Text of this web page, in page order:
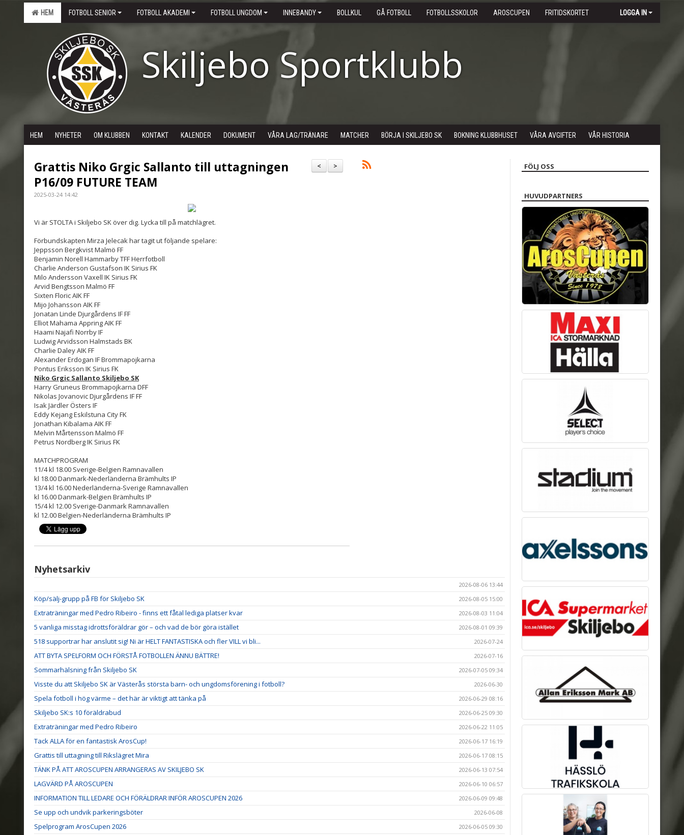
HEM FOTBOLL SENIOR FOTBOLL AKADEMI FOTBOLL UNGDOM INNEBANDY BOLLKUL GÅ FOTBOLL FOTBOLLSSKOLOR AROSCUPEN FRITIDSKORTET LOGGA IN
Skiljebo Sportklubb
HEM NYHETER OM KLUBBEN KONTAKT KALENDER DOKUMENT VÅRA LAG/TRÄNARE MATCHER BÖRJA I SKILJEBO SK BOKNING KLUBBHUSET VÅRA AVGIFTER VÅR HISTORIA
>
<
Grattis Niko Grgic Sallanto till uttagningen
P16/09 FUTURE TEAM
2025-03-24 14:42
Vi är STOLTA i Skiljebo SK över dig. Lycka till på matchlägret.
Förbundskapten Mirza Jelecak har tagit ut följande spelare:
Jeppsson Bergkvist Malmö FF
Benjamin Norell Hammarby TFF Herrfotboll
Charlie Anderson Gustafson IK Sirius FK
Milo Andersson Vaxell IK Sirius FK
Arvid Bengtsson Malmö FF
Sixten Floric AIK FF
Mijo Johansson AIK FF
Jonatan Linde Djurgårdens IF FF
Elliot Mahama Appring AIK FF
Haami Najafi Norrby IF
Ludwig Arvidsson Halmstads BK
Charlie Daley AIK FF
Alexander Erdogan IF Brommapojkarna
Pontus Eriksson IK Sirius FK
Niko Grgic Sallanto Skiljebo SK
Harry Gruneus Brommapojkarna DFF
Nikolas Jovanovic Djurgårdens IF FF
Isak Järdler Östers IF
Eddy Kejang Eskilstuna City FK
Jonathan Kibalama AIK FF
Melvin Mårtensson Malmö FF
Petrus Nordberg IK Sirius FK
MATCHPROGRAM
11/4 kl 18.00 Sverige-Belgien Ramnavallen
kl 18.00 Danmark-Nederländerna Brämhults IP
13/4 kl 16.00 Nederländerna-Sverige Ramnavallen
kl 16.00 Danmark-Belgien Brämhults IP
15/4 kl 12.00 Sverige-Danmark Ramnavallen
kl 12.00 Belgien-Nederländerna Brämhults IP
Nyhetsarkiv
2026-08-06 13:44
Köp/sälj-grupp på FB för Skiljebo SK 2026-08-05 15:00
Extraträningar med Pedro Ribeiro - finns ett fåtal lediga platser kvar 2026-08-03 11:04
5 vanliga misstag idrottsföräldrar gör – och vad de bör göra istället 2026-08-01 09:39
518 supportrar har anslutit sig! Ni är HELT FANTASTISKA och fler VILL vi bli... 2026-07-24
ATT BYTA SPELFORM OCH FÖRSTÅ FOTBOLLEN ÄNNU BÄTTRE! 2026-07-16
Sommarhälsning från Skiljebo SK 2026-07-05 09:34
Visste du att Skiljebo SK är Västerås största barn- och ungdomsförening i fotboll? 2026-06-30
Spela fotboll i hög värme – det här är viktigt att tänka på 2026-06-29 08:16
Skiljebo SK:s 10 föräldrabud 2026-06-25 09:30
Extraträningar med Pedro Ribeiro 2026-06-22 11:05
Tack ALLA för en fantastisk ArosCup! 2026-06-17 16:19
Grattis till uttagning till Rikslägret Mira 2026-06-17 08:15
TÄNK PÅ ATT AROSCUPEN ARRANGERAS AV SKILJEBO SK 2026-06-13 07:54
LAGVÄRD PÅ AROSCUPEN 2026-06-10 06:57
INFORMATION TILL LEDARE OCH FÖRÄLDRAR INFÖR AROSCUPEN 2026 2026-06-09 09:48
Se upp och undvik parkeringsböter 2026-06-08
Spelprogram ArosCupen 2026 2026-06-05 09:30
FÖLJ OSS
HUVUDPARTNERS